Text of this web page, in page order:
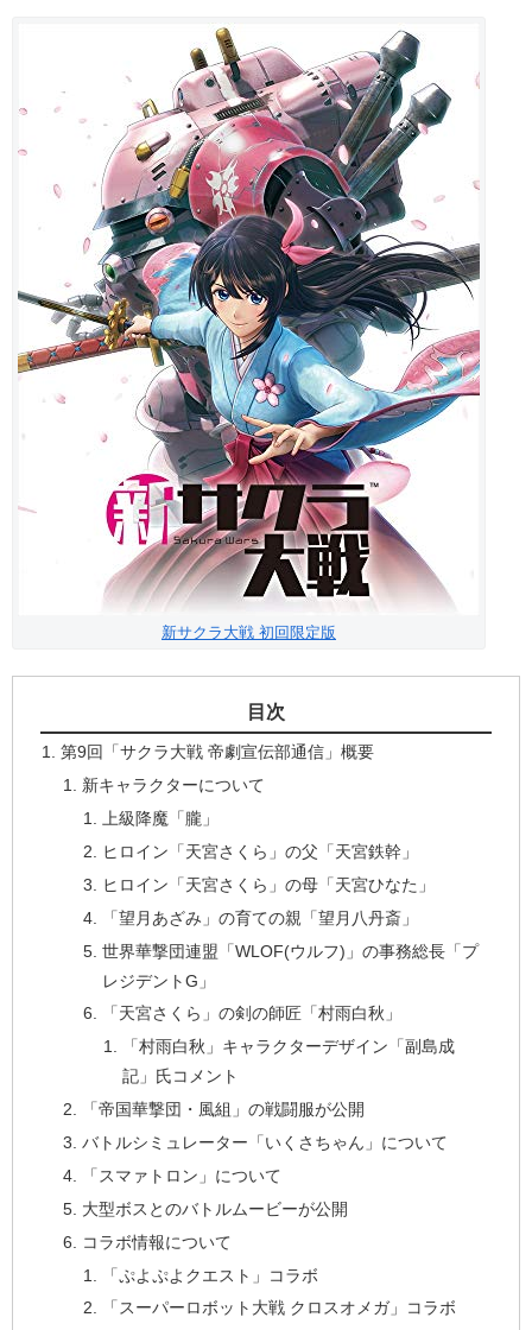
新サクラ大戦 初回限定版
目次
第9回「サクラ大戦 帝劇宣伝部通信」概要
新キャラクターについて
上級降魔「朧」
ヒロイン「天宮さくら」の父「天宮鉄幹」
ヒロイン「天宮さくら」の母「天宮ひなた」
「望月あざみ」の育ての親「望月八丹斎」
世界華撃団連盟「WLOF(ウルフ)」の事務総長「プ
レジデントG」
「天宮さくら」の剣の師匠「村雨白秋」
「村雨白秋」キャラクターデザイン「副島成
記」氏コメント
「帝国華撃団・風組」の戦闘服が公開
バトルシミュレーター「いくさちゃん」について
「スマァトロン」について
大型ボスとのバトルムービーが公開
コラボ情報について
「ぷよぷよクエスト」コラボ
「スーパーロボット大戦 クロスオメガ」コラボ